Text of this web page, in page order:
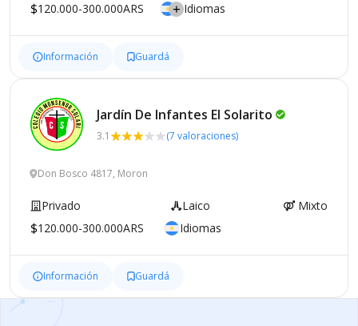
120.000-300.000ARS
Idiomas
Información Guardá
Jardín De Infantes El Solarito
3.1 (7 valoraciones)
Don Bosco 4817, Moron
Privado Laico
Mixto
120.000-300.000ARS
Idiomas
Información Guardá